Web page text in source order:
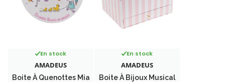
En stock
AMADEUS
Boite À Quenottes Mia
En stock
AMADEUS
Boite À Bijoux Musical